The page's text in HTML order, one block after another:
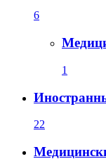
6
1
22